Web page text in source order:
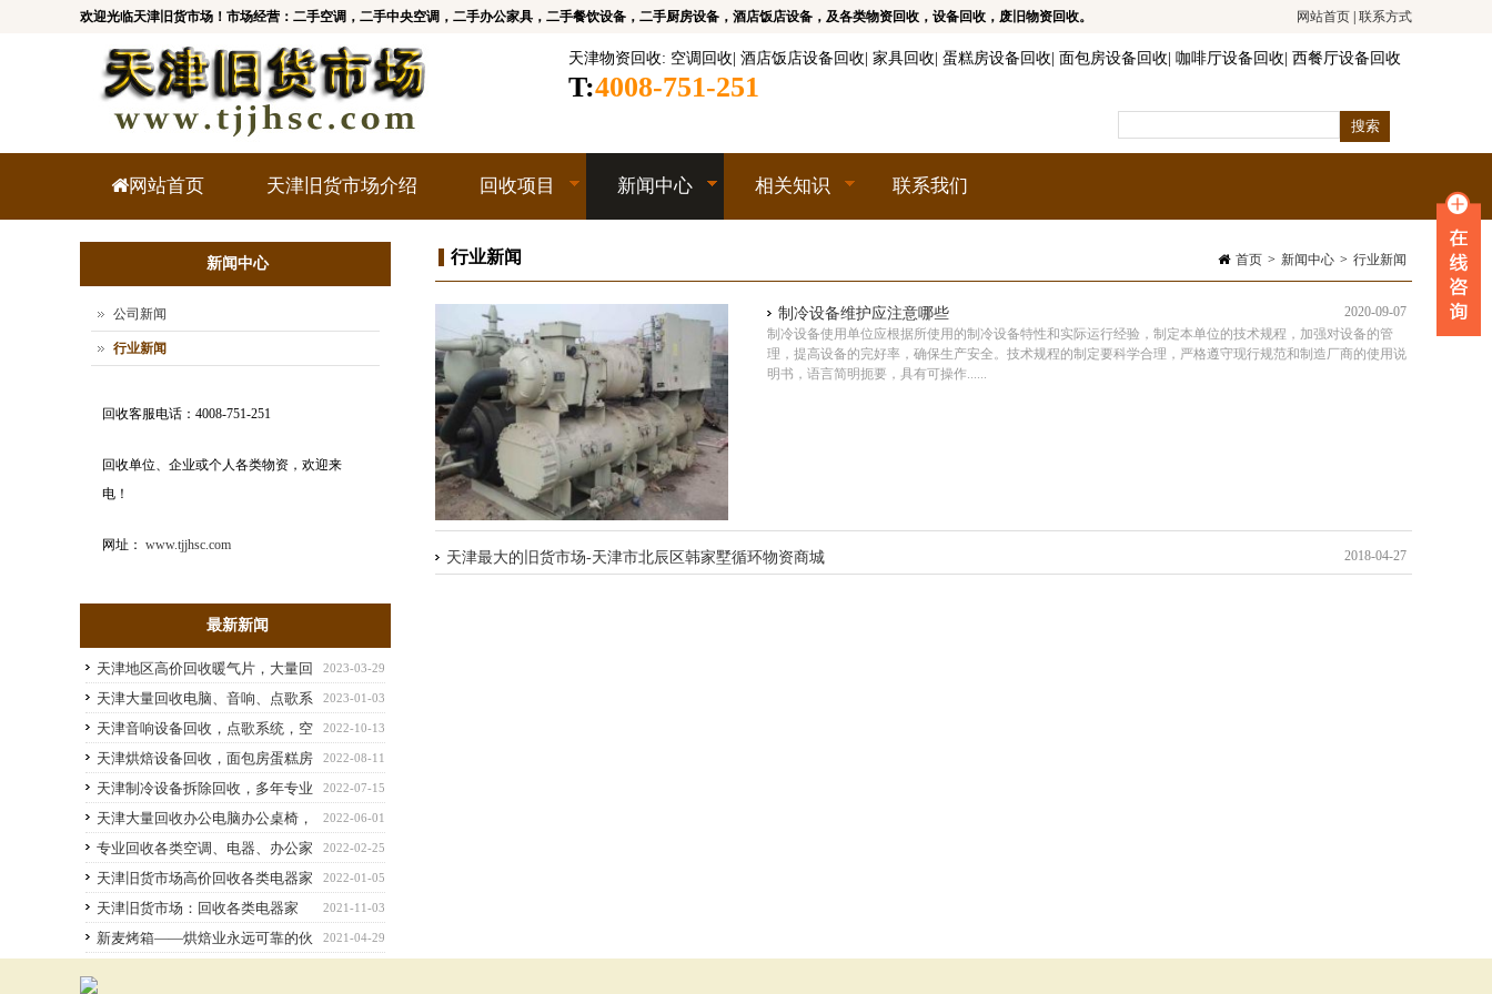
欢迎光临天津旧货市场！市场经营：二手空调，二手中央空调，二手办公家具，二手餐饮设备，二手厨房设备，酒店饭店设备，及各类物资回收，设备回收，废旧物资回收。 网站首页 联系方式
天津物资回收: 空调回收 酒店饭店设备回收 家具回收 蛋糕房设备回收 面包房设备回收 咖啡厅设备回收 西餐厅设备回收
T:4008-751-251
网站首页 天津旧货市场介绍 回收项目 新闻中心 相关知识 联系我们
首页 > 新闻中心 > 行业新闻
行业新闻
2020-09-07
制冷设备维护应注意哪些
制冷设备使用单位应根据所使用的制冷设备特性和实际运行经验，制定本单位的技术规程，加强对设备的管
理，提高设备的完好率，确保生产安全。技术规程的制定要科学合理，严格遵守现行规范和制造厂商的使用说
明书，语言简明扼要，具有可操作......
2018-04-27
天津最大的旧货市场-天津市北辰区韩家墅循环物资商城
新闻中心
公司新闻
行业新闻
回收客服电话：4008-751-251
回收单位、企业或个人各类物资，欢迎来
电！
网址： www.tjjhsc.com
最新新闻
2023-03-29
天津地区高价回收暖气片，大量回
收暖气片
2023-01-03
天津大量回收电脑、音响、点歌系
统、网吧电脑、办公电脑回收
2022-10-13
天津音响设备回收，点歌系统，空
调，新风系统拆除回收
2022-08-11
天津烘焙设备回收，面包房蛋糕房
设备回收
2022-07-15
天津制冷设备拆除回收，多年专业
拆除回收空调，溴化锂冷水机组
2022-06-01
天津大量回收办公电脑办公桌椅，
各类办公设备
2022-02-25
专业回收各类空调、电器、办公家
具及酒店饭店餐饮设备
2022-01-05
天津旧货市场高价回收各类电器家
电、二手设备、制冷设备、KTV、饭店设备
等
2021-11-03
天津旧货市场：回收各类电器家
具，厨房设备
2021-04-29
新麦烤箱——烘焙业永远可靠的伙